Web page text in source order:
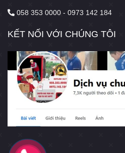
058 353 0000 - 0973 142 184
KẾT NỐI VỚI CHÚNG TÔI